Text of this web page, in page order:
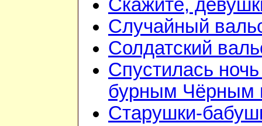
Скажите,
Случайный
Солдатский
Спустилась
бурным Чёрным
Старушки-